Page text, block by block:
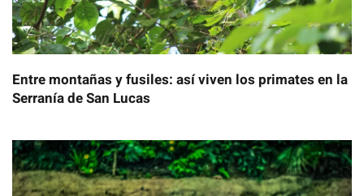
Entre montañas y fusiles: así viven los primates en la
Serranía de San Lucas